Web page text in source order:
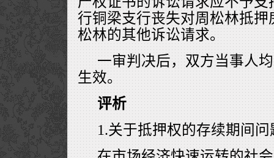
行铜梁支行丧失对周松林抵
松林的其他诉讼请求。
一审判决后，双方当事人
生效。
评析
1.关于抵押权的存续期间问